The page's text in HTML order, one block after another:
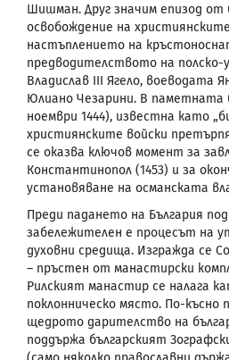
Шишман. Друг значим епизод от
освобождение на
настъплението на
предводителството на полско-
Владислав III Ягело, воеводата
Юлиано Чезарини. В паметната
ноември 1444), известна като
християнските войски
се оказва ключов момент за
Константинопол (1453) и за
установяване на османската
Преди падането на България
забележителен е процесът на
духовни средища. Изгражда се
– пръстен от манастирски
Рилският манастир се налага
поклонническо място. По-късно
щедрото дарителство на
поддържа българският